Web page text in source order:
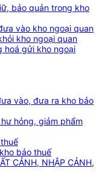
bảo quản trong kho
vào kho ngoại quan
kho ngoại quan
hoá gửi kho ngoại
vào, đưa ra kho bảo
hỏng, giảm phẩm
bảo thuế
CẢNH, NHẬP CẢNH,